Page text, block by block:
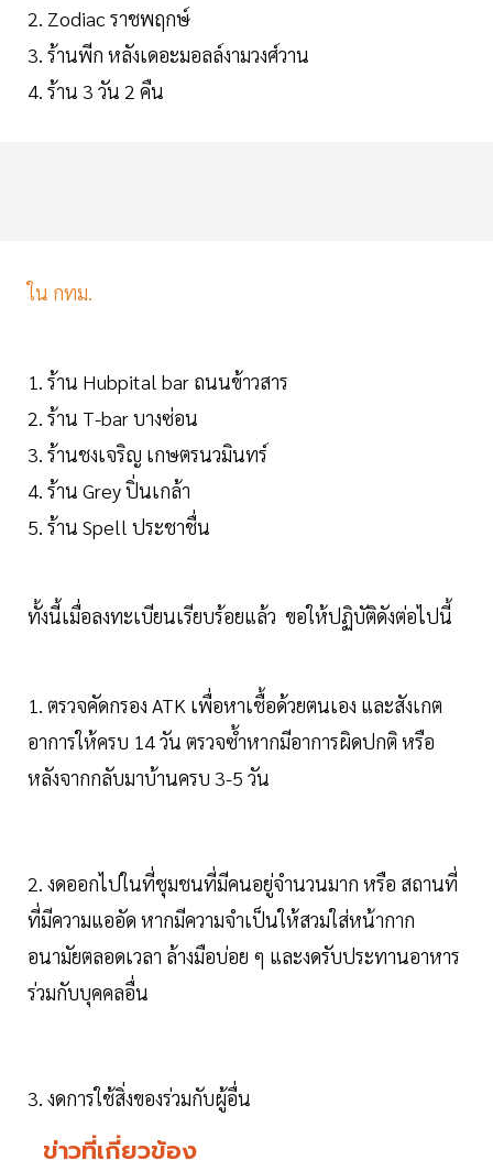
2. Zodiac ราชพฤกษ์
3. ร้านพีก หลังเดอะมอลล์งามวงศ์วาน
4. ร้าน 3 วัน 2 คืน
ใน กทม.
1. ร้าน Hubpital bar ถนนข้าวสาร
2. ร้าน T-bar บางซ่อน
3. ร้านชงเจริญ เกษตรนวมินทร์
4. ร้าน Grey ปิ่นเกล้า
5. ร้าน Spell ประชาชื่น
ทั้งนี้เมื่อลงทะเบียนเรียบร้อยแล้ว ขอให้ปฏิบัติดังต่อไปนี้
1. ตรวจคัดกรอง ATK เพื่อหาเชื้อด้วยตนเอง และสังเกต
อาการให้ครบ 14 วัน ตรวจซ้ำหากมีอาการผิดปกติ หรือ
หลังจากกลับมาบ้านครบ 3-5 วัน
2. งดออกไปในที่ชุมชนที่มีคนอยู่จำนวนมาก หรือ สถานที่
ที่มีความแออัด หากมีความจำเป็นให้สวมใส่หน้ากาก
อนามัยตลอดเวลา ล้างมือบ่อย ๆ และงดรับประทานอาหาร
ร่วมกับบุคคลอื่น
3. งดการใช้สิ่งของร่วมกับผู้อื่น
ข่าวที่เกี่ยวข้อง